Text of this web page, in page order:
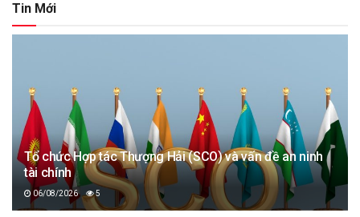
Tin Mới
Tổ chức Hợp tác Thượng Hải (SCO) và vấn đề an ninh
tài chính
06/08/2026 5